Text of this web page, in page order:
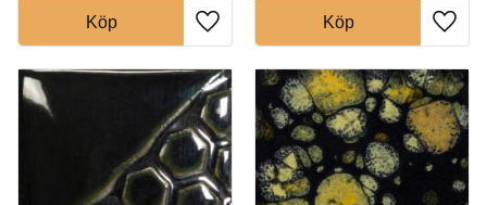
Lägg till i favoriter
Köp
Lägg
Köp